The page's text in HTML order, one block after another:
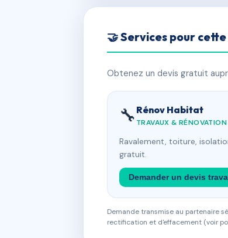
🤝 Services pour
Obtenez un devis gratuit
🔧 Rénov Habitat
TRAVAUX & RÉNOVATION
Ravalement, toiture,
gratuit.
Demander un devis
Demande transmise au partenaire
rectification et d'effacement (voir